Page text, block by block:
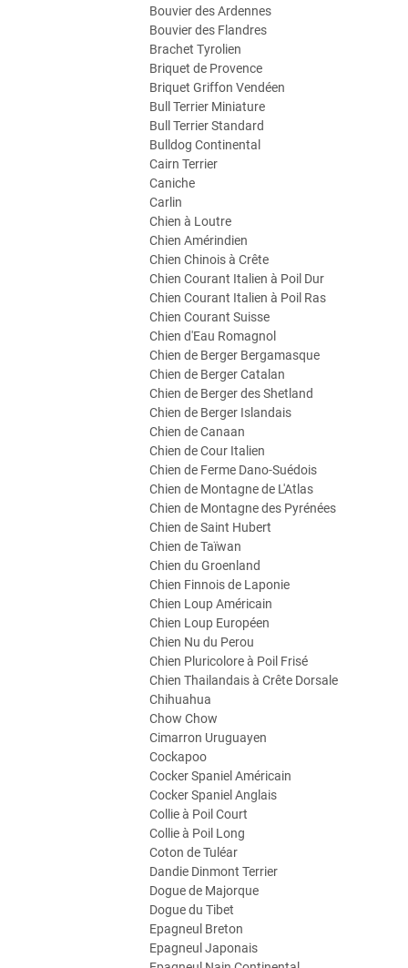
Bouvier des Ardennes
Bouvier des Flandres
Brachet Tyrolien
Briquet de Provence
Briquet Griffon Vendéen
Bull Terrier Miniature
Bull Terrier Standard
Bulldog Continental
Cairn Terrier
Caniche
Carlin
Chien à Loutre
Chien Amérindien
Chien Chinois à Crête
Chien Courant Italien à Poil Dur
Chien Courant Italien à Poil Ras
Chien Courant Suisse
Chien d'Eau Romagnol
Chien de Berger Bergamasque
Chien de Berger Catalan
Chien de Berger des Shetland
Chien de Berger Islandais
Chien de Canaan
Chien de Cour Italien
Chien de Ferme Dano-Suédois
Chien de Montagne de L'Atlas
Chien de Montagne des Pyrénées
Chien de Saint Hubert
Chien de Taïwan
Chien du Groenland
Chien Finnois de Laponie
Chien Loup Américain
Chien Loup Européen
Chien Nu du Perou
Chien Pluricolore à Poil Frisé
Chien Thailandais à Crête Dorsale
Chihuahua
Chow Chow
Cimarron Uruguayen
Cockapoo
Cocker Spaniel Américain
Cocker Spaniel Anglais
Collie à Poil Court
Collie à Poil Long
Coton de Tuléar
Dandie Dinmont Terrier
Dogue de Majorque
Dogue du Tibet
Epagneul Breton
Epagneul Japonais